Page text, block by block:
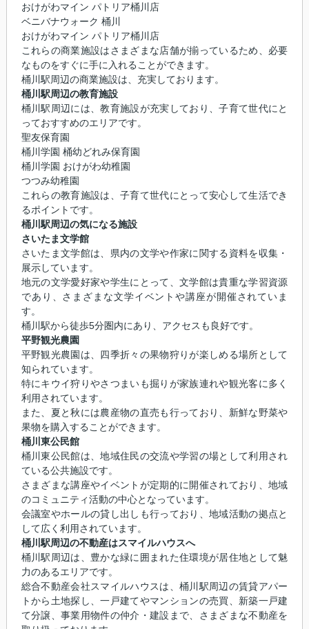
おけがわマイン パトリア桶川店
ベニバナウォーク 桶川
おけがわマイン パトリア桶川店
これらの商業施設はさまざまな店舗が揃っているため、必要
なものをすぐに手に入れることができます。
桶川駅周辺の商業施設は、充実しております。
桶川駅周辺の教育施設
桶川駅周辺には、教育施設が充実しており、子育て世代にと
っておすすめのエリアです。
聖友保育園
桶川学園 桶幼どれみ保育園
桶川学園 おけがわ幼稚園
つつみ幼稚園
これらの教育施設は、子育て世代にとって安心して生活でき
るポイントです。
桶川駅周辺の気になる施設
さいたま文学館
さいたま文学館は、県内の文学や作家に関する資料を収集・
展示しています。
地元の文学愛好家や学生にとって、文学館は貴重な学習資源
であり、さまざまな文学イベントや講座が開催されていま
す。
桶川駅から徒歩5分圏内にあり、アクセスも良好です。
平野観光農園
平野観光農園は、四季折々の果物狩りが楽しめる場所として
知られています。
特にキウイ狩りやさつまいも掘りが家族連れや観光客に多く
利用されています。
また、夏と秋には農産物の直売も行っており、新鮮な野菜や
果物を購入することができます。
桶川東公民館
桶川東公民館は、地域住民の交流や学習の場として利用され
ている公共施設です。
さまざまな講座やイベントが定期的に開催されており、地域
のコミュニティ活動の中心となっています。
会議室やホールの貸し出しも行っており、地域活動の拠点と
して広く利用されています。
桶川駅周辺の不動産はスマイルハウスへ
桶川駅周辺は、豊かな緑に囲まれた住環境が居住地として魅
力のあるエリアです。
総合不動産会社スマイルハウスは、桶川駅周辺の賃貸アパー
トから土地探し、一戸建てやマンションの売買、新築一戸建
て分譲、事業用物件の仲介・建設まで、さまざまな不動産を